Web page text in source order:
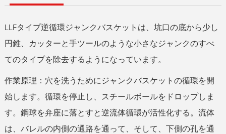
LLFタイプ逆循環ジャンクバスケットは、坑口の底から少し
円錐、カッターと手ツールのような小さなジャンクのすべ
てのタイプを除去するようになっています。
作業原理：穴を洗うためにジャンクバスケットの循環を開
始します。循環を停止し、スチールボールをドロップしま
す。鋼球を弁座に落とすと逆流体循環が活性化する。流体
は、バレルの内側の通路を通って、そして、下側の孔を通